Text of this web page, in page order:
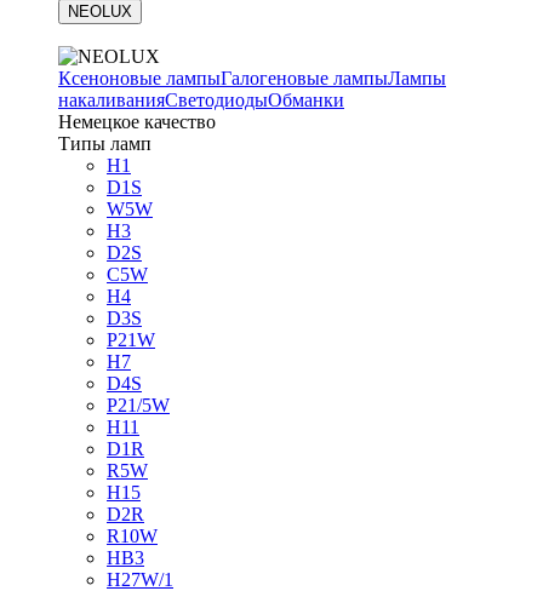
NEOLUX
Ксеноновые лампыГалогеновые лампыЛампы
накаливанияСветодиодыОбманки
Немецкое качество
Типы ламп
H1
D1S
W5W
H3
D2S
C5W
H4
D3S
P21W
H7
D4S
P21/5W
H11
D1R
R5W
H15
D2R
R10W
HB3
H27W/1